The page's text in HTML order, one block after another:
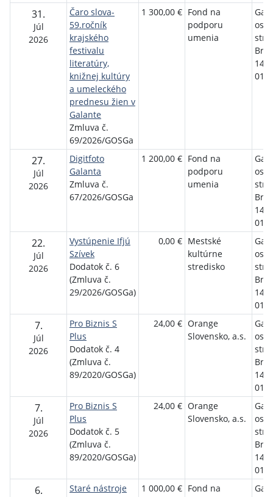
31.
Júl
2026
Čaro slova-
59.ročník
krajského
festivalu
literatúry,
knižnej kultúry
a umeleckého
prednesu žien v
Galante
Zmluva č.
69/2026/GOSGa
1 300,00 € Fond na
podporu
umenia
01
27.
Júl
2026
Digitfoto
Galanta
Zmluva č.
67/2026/GOSGa
1 200,00 € Fond na
podporu
umenia
01
22.
Júl
2026
Vystúpenie Ifjú
Szívek
Dodatok č. 6
(Zmluva č.
29/2026/GOSGa)
0,00 € Mestské
kultúrne
stredisko
01
7.
Júl
2026
Pro Biznis S
Plus
Dodatok č. 4
(Zmluva č.
89/2020/GOSGa)
24,00 € Orange
Slovensko, a.s.
01
7.
Júl
2026
Pro Biznis S
Plus
Dodatok č. 5
(Zmluva č.
89/2020/GOSGa)
24,00 € Orange
Slovensko, a.s.
01
6.
Staré nástroje
1 000,00 € Fond na